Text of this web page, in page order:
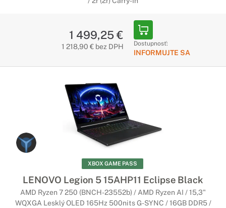
1 499,25 €
1 218,90 € bez DPH Dostupnosť:
INFORMUJTE SA
XBOX GAME PASS
LENOVO Legion 5 15AHP11 Eclipse Black
AMD Ryzen 7 250 (BNCH-23552b) / AMD Ryzen AI / 15,3"
WQXGA Lesklý OLED 165Hz 500nits G-SYNC / 16GB DDR5 /